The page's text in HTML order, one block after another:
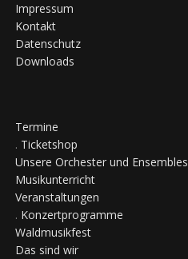
Impressum
Kontakt
Datenschutz
Downloads
Termine
. Ticketshop
Unsere Orchester und Ensembles
Musikunterricht
Veranstaltungen
. Konzertprogramme
Waldmusikfest
Das sind wir